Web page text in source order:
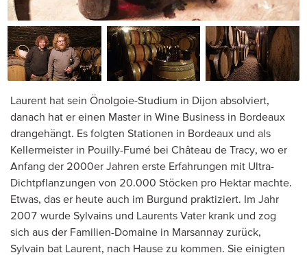
Laurent hat sein Önolgoie-Studium in Dijon absolviert,
danach hat er einen Master in Wine Business in Bordeaux
drangehängt. Es folgten Stationen in Bordeaux und als
Kellermeister in Pouilly-Fumé bei Château de Tracy, wo er
Anfang der 2000er Jahren erste Erfahrungen mit Ultra-
Dichtpflanzungen von 20.000 Stöcken pro Hektar machte.
Etwas, das er heute auch im Burgund praktiziert. Im Jahr
2007 wurde Sylvains und Laurents Vater krank und zog
sich aus der Familien-Domaine in Marsannay zurück,
Sylvain bat Laurent, nach Hause zu kommen. Sie einigten